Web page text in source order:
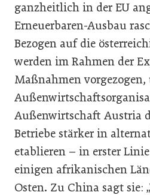
ganzheitlich in der EU
Erneuerbaren-Ausbau
Bezogen auf die
werden im Rahmen der
Maßnahmen
Außenwirtschaft Austria
Betriebe stärker in
etablieren – in erster
einigen afrikanischen
Osten. Zu China sagt sie: